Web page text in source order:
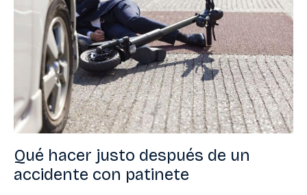
Qué hacer justo después de un
accidente con patinete